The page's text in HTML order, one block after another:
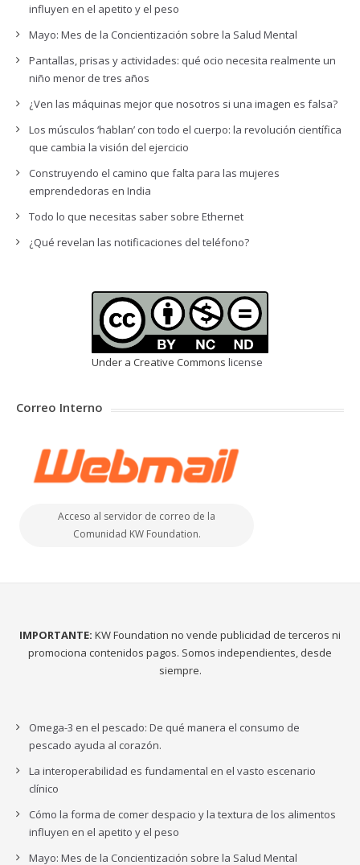
influyen en el apetito y el peso
Mayo: Mes de la Concientización sobre la Salud Mental
Pantallas, prisas y actividades: qué ocio necesita realmente un
niño menor de tres años
¿Ven las máquinas mejor que nosotros si una imagen es falsa?
Los músculos ‘hablan’ con todo el cuerpo: la revolución científica
que cambia la visión del ejercicio
Construyendo el camino que falta para las mujeres
emprendedoras en India
Todo lo que necesitas saber sobre Ethernet
¿Qué revelan las notificaciones del teléfono?
Under a Creative Commons license
Correo Interno
Acceso al servidor de correo de la
Comunidad KW Foundation.
IMPORTANTE: KW Foundation no vende publicidad de terceros ni
promociona contenidos pagos. Somos independientes, desde
siempre.
Omega-3 en el pescado: De qué manera el consumo de
pescado ayuda al corazón.
La interoperabilidad es fundamental en el vasto escenario
clínico
Cómo la forma de comer despacio y la textura de los alimentos
influyen en el apetito y el peso
Mayo: Mes de la Concientización sobre la Salud Mental